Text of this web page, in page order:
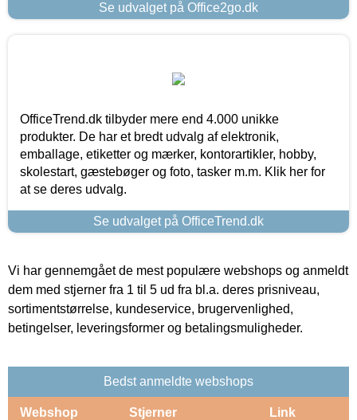
Se udvalget på Office2go.dk
OfficeTrend.dk tilbyder mere end 4.000 unikke
produkter. De har et bredt udvalg af elektronik,
emballage, etiketter og mærker, kontorartikler, hobby,
skolestart, gæstebøger og foto, tasker m.m. Klik her for
at se deres udvalg.
Se udvalget på OfficeTrend.dk
Vi har gennemgået de mest populære webshops og anmeldt
dem med stjerner fra 1 til 5 ud fra bl.a. deres prisniveau,
sortimentstørrelse, kundeservice, brugervenlighed,
betingelser, leveringsformer og betalingsmuligheder.
Bedst anmeldte webshops
Webshop Stjerner Link